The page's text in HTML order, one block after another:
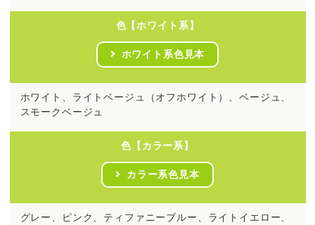
色【ホワイト系】
ホワイト系色見本
ホワイト、ライトベージュ（オフホワイト）、ベージュ、
スモークベージュ
色【カラー系】
カラー系色見本
グレー、ピンク、ティファニーブルー、ライトイエロー、